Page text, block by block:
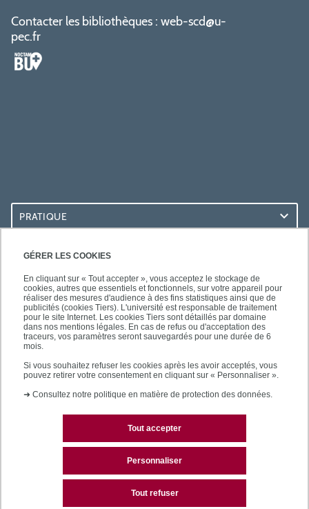
GÉRER LES COOKIES
En cliquant sur « Tout accepter », vous acceptez le stockage de
cookies, autres que essentiels et fonctionnels, sur votre appareil pour
réaliser des mesures d'audience à des fins statistiques ainsi que de
publicités (cookies Tiers). L'université est responsable de traitement
pour le site Internet. Les cookies Tiers sont détaillés par domaine
dans nos mentions légales. En cas de refus ou d'acceptation des
traceurs, vos paramètres seront sauvegardés pour une durée de 6
mois.
Si vous souhaitez refuser les cookies après les avoir acceptés, vous
pouvez retirer votre consentement en cliquant sur « Personnaliser ».
➜ Consultez notre politique en matière de protection des données.
Tout accepter
Tout refuser
Personnaliser
Contacter les bibliothèques : web-scd@u-
pec.fr
PRATIQUE
ACCÈS RAPIDES
LES BU SUR...
Mentions légales
Contactez les bibliothèques